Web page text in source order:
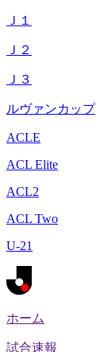
Ｊ１
Ｊ２
Ｊ３
ルヴァンカップ
ACLE
ACL Elite
ACL2
ACL Two
U-21
ホーム
試合速報